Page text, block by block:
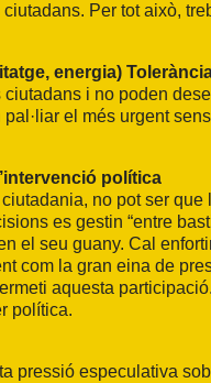
Per tot això,
energia)
i no poden
el més urgent
política
no pot ser
es gestin “entre
el seu guany. Cal
com la gran eina de
aquesta
política.
pressió especulativa